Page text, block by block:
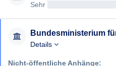
Sehr
Details
Nicht-öffentliche Anhänge: